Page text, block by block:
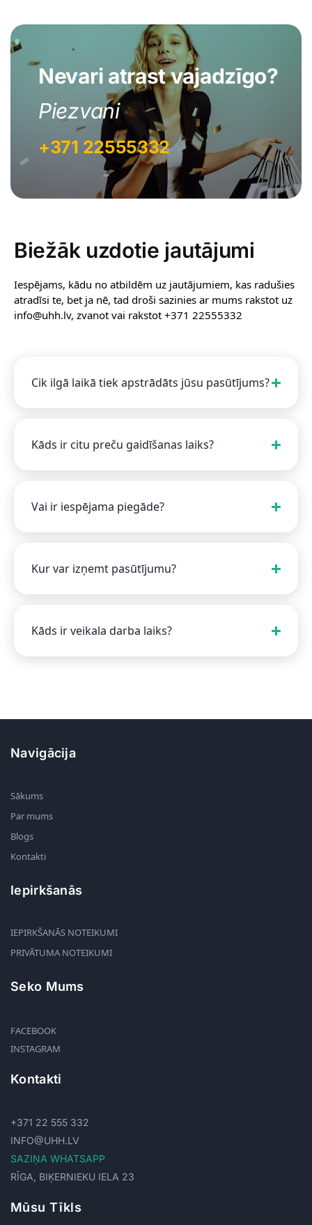
Nevari atrast vajadzīgo?
Piezvani
+371 22555332
Biežāk uzdotie jautājumi
Iespējams, kādu no atbildēm uz jautājumiem, kas radušies
atradīsi te, bet ja nē, tad droši sazinies ar mums rakstot uz
info@uhh.lv, zvanot vai rakstot +371 22555332
Cik ilgā laikā tiek apstrādāts jūsu pasūtījums?
Kāds ir citu preču gaidīšanas laiks?
Vai ir iespējama piegāde?
Kur var izņemt pasūtījumu?
Kāds ir veikala darba laiks?
Navigācija
Sākums
Par mums
Blogs
Kontakti
Iepirkšanās
IEPIRKŠANĀS NOTEIKUMI
PRIVĀTUMA NOTEIKUMI
Seko Mums
FACEBOOK
INSTAGRAM
Kontakti
+371 22 555 332
INFO@UHH.LV
SAZIŅA WHATSAPP
RĪGA, BIĶERNIEKU IELA 23
Mūsu Tīkls